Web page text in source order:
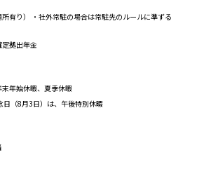
有り） ・社外常駐の場合は常駐先のルールに準ずる
拠出年金
年始休暇、夏季休暇
（8月3日）は、午後特別休暇